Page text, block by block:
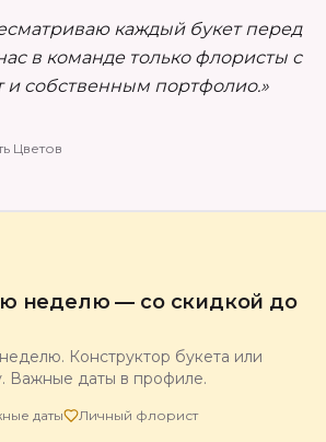
каждый букет перед
в команде только флористы с
и собственным портфолио.»
Цветов
неделю — со скидкой до
Конструктор букета или
Важные даты в профиле.
даты Личный флорист